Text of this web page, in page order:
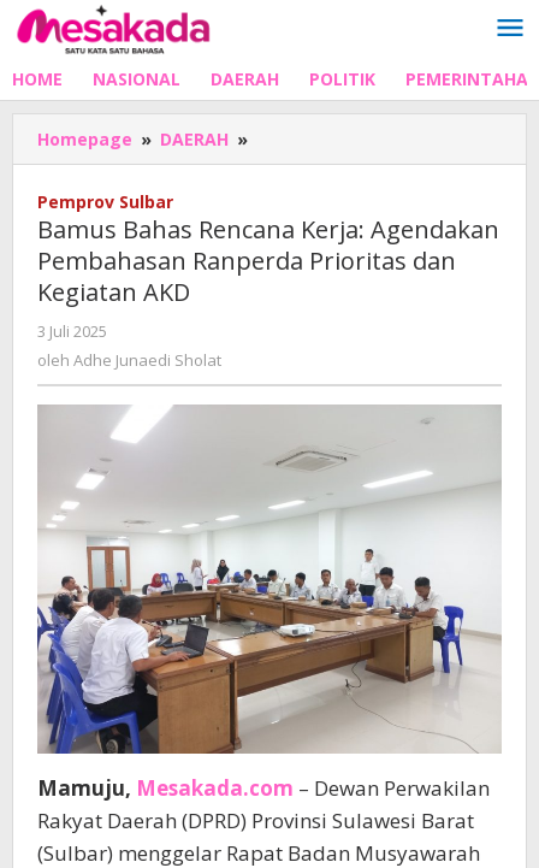
Lewati
ke
HOME NASIONAL DAERAH POLITIK
Homepage » DAERAH »
Bahas
Agendakan
Pembahasan
AKD
Pemprov Sulbar
Bamus Bahas Rencana Kerja: Agendakan
Pembahasan Ranperda Prioritas dan
Kegiatan AKD
3 Juli 2025
Adhe
Junaedi
oleh Adhe Junaedi Sholat
Mamuju, Mesakada.com – Dewan Perwakilan
Rakyat Daerah (DPRD) Provinsi Sulawesi Barat
(Sulbar) menggelar Rapat Badan Musyawarah